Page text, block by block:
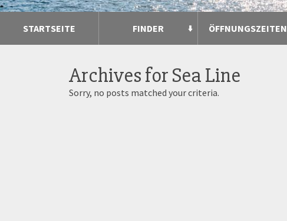
STARTSEITE FINDER ÖFFNUNGSZEITEN
Archives forSea Line
Sorry, no posts matched your criteria.